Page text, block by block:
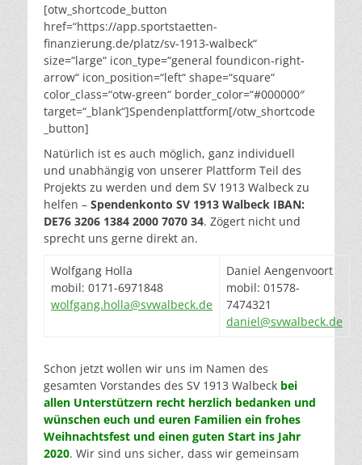
[otw_shortcode_button
href=“https://app.sportstaetten-
finanzierung.de/platz/sv-1913-walbeck“
size=“large“ icon_type=“general foundicon-right-
arrow“ icon_position=“left“ shape=“square“
color_class=“otw-green“ border_color=“#000000″
target=“_blank“]Spendenplattform[/otw_shortcode
_button]
Natürlich ist es auch möglich, ganz individuell
und unabhängig von unserer Plattform Teil des
Projekts zu werden und dem SV 1913 Walbeck zu
helfen – Spendenkonto SV 1913 Walbeck IBAN:
DE76 3206 1384 2000 7070 34. Zögert nicht und
sprecht uns gerne direkt an.
Wolfgang Holla
mobil: 0171-6971848
wolfgang.holla@svwalbeck.de
Daniel Aengenvoort
mobil: 01578-
7474321
daniel@svwalbeck.de
Schon jetzt wollen wir uns im Namen des
gesamten Vorstandes des SV 1913 Walbeck bei
allen Unterstützern recht herzlich bedanken und
wünschen euch und euren Familien ein frohes
Weihnachtsfest und einen guten Start ins Jahr
2020. Wir sind uns sicher, dass wir gemeinsam